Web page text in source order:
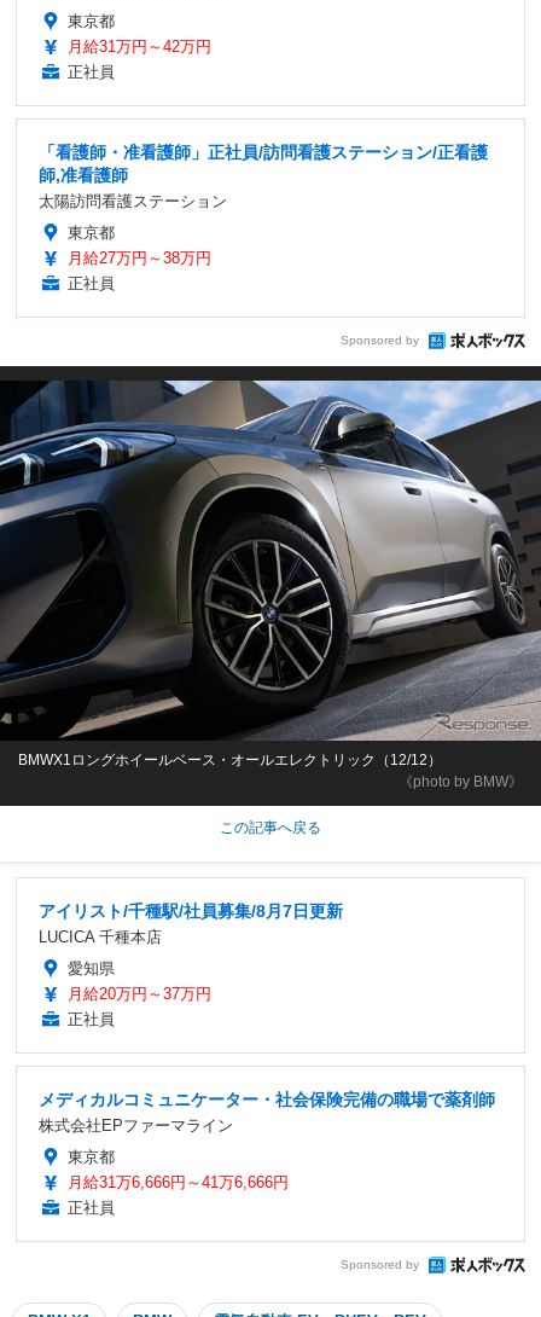
東京都
月給31万円～42万円
正社員
「看護師・准看護師」正社員/訪問看護ステーション/正看護
師,准看護師
太陽訪問看護ステーション
東京都
月給27万円～38万円
正社員
Sponsored by
《photo by BMW》
BMWX1ロングホイールベース・オールエレクトリック（12/12）
この記事へ戻る
アイリスト/千種駅/社員募集/8月7日更新
LUCICA 千種本店
愛知県
月給20万円～37万円
正社員
メディカルコミュニケーター・社会保険完備の職場で薬剤師
株式会社EPファーマライン
東京都
月給31万6,666円～41万6,666円
正社員
Sponsored by